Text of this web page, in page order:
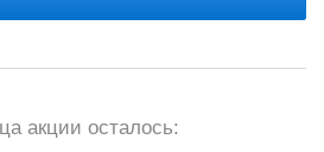
акции осталось: